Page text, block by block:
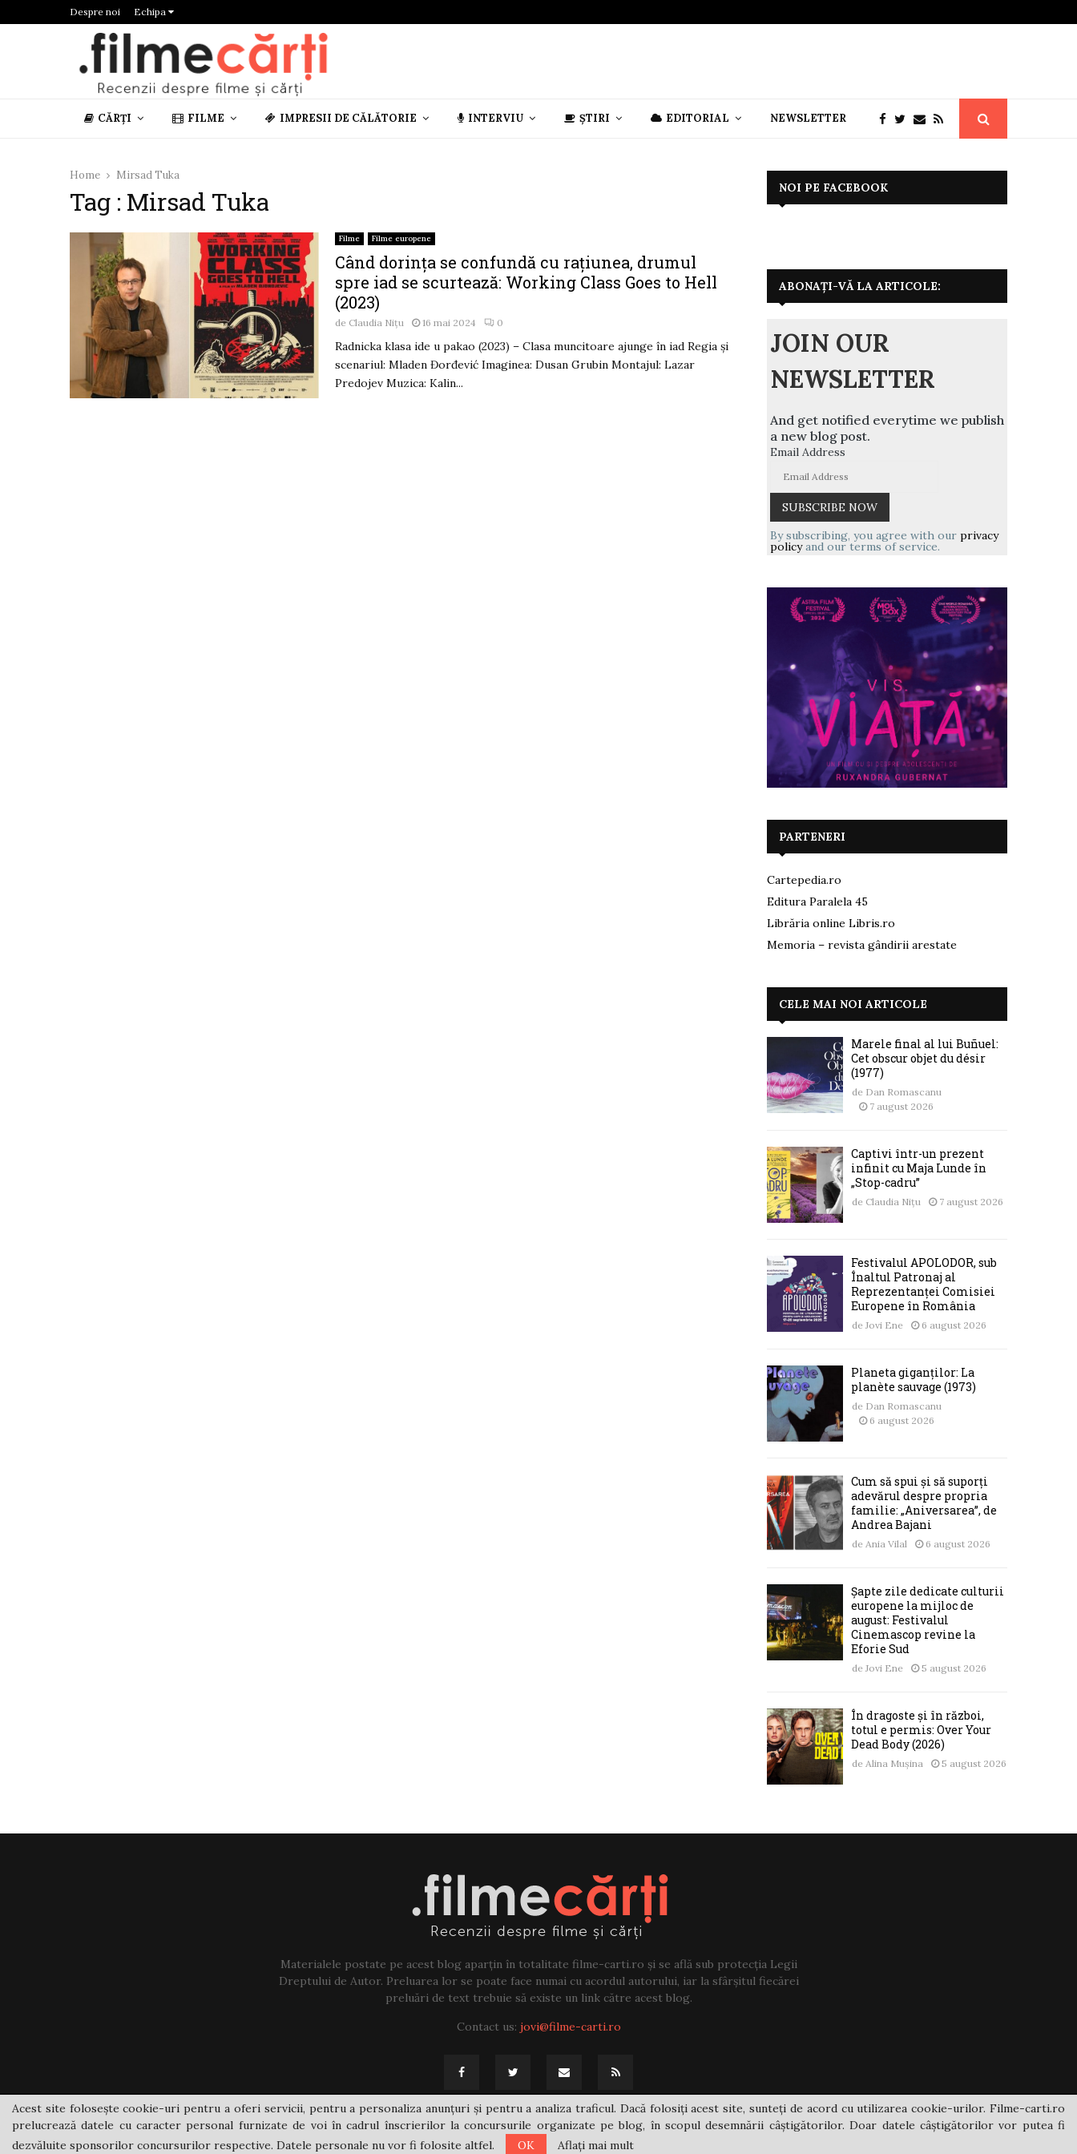
Despre noi Echipa
CĂRȚI FILME IMPRESII DE CĂLĂTORIE INTERVIU ȘTIRI EDITORIAL NEWSLETTER
Home Mirsad Tuka
Tag : Mirsad Tuka
Filme Filme europene
Când dorința se confundă cu rațiunea, drumul
spre iad se scurtează: Working Class Goes to Hell
(2023)
de Claudia Nițu 16 mai 2024 0
Radnicka klasa ide u pakao (2023) – Clasa muncitoare ajunge în iad Regia și
scenariul: Mladen Đorđević Imaginea: Dusan Grubin Montajul: Lazar
Predojev Muzica: Kalin...
NOI PE FACEBOOK
ABONAȚI-VĂ LA ARTICOLE:
JOIN OUR
NEWSLETTER
And get notified everytime we publish
a new blog post.
Email Address
By subscribing, you agree with our privacy
policyand our terms of service.
PARTENERI
Cartepedia.ro
Editura Paralela 45
Librăria online Libris.ro
Memoria – revista gândirii arestate
CELE MAI NOI ARTICOLE
Marele final al lui Buñuel:
Cet obscur objet du désir
(1977)
de Dan Romascanu
7 august 2026
Captivi într-un prezent
infinit cu Maja Lunde în
„Stop-cadru”
de Claudia Nițu 7 august 2026
Festivalul APOLODOR, sub
Înaltul Patronaj al
Reprezentanței Comisiei
Europene în România
de Jovi Ene 6 august 2026
Planeta giganților: La
planète sauvage (1973)
de Dan Romascanu
6 august 2026
Cum să spui și să suporți
adevărul despre propria
familie: „Aniversarea”, de
Andrea Bajani
de Ania Vilal 6 august 2026
Șapte zile dedicate culturii
europene la mijloc de
august: Festivalul
Cinemascop revine la
Eforie Sud
de Jovi Ene 5 august 2026
În dragoste și în război,
totul e permis: Over Your
Dead Body (2026)
de Alina Mușina 5 august 2026
Materialele postate pe acest blog aparțin în totalitate filme-carti.ro și se află sub protecția Legii
Dreptului de Autor. Preluarea lor se poate face numai cu acordul autorului, iar la sfârșitul fiecărei
preluări de text trebuie să existe un link către acest blog.
Contact us: jovi@filme-carti.ro
@2021 - filme-carti.ro
Acest site folosește cookie-uri pentru a oferi servicii, pentru a personaliza anunțuri și pentru a analiza traficul. Dacă folosiți acest site, sunteți de acord cu utilizarea cookie-urilor. Filme-carti.ro
prelucrează datele cu caracter personal furnizate de voi în cadrul înscrierilor la concursurile organizate pe blog, în scopul desemnării câștigătorilor. Doar datele câștigătorilor vor putea fi
dezvăluite sponsorilor concursurilor respective. Datele personale nu vor fi folosite altfel.
OK Aflați mai mult